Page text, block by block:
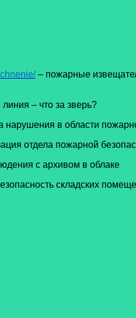
– пожарные
– что за зверь?
в области
отдела пожарной
с архивом в облаке
складских